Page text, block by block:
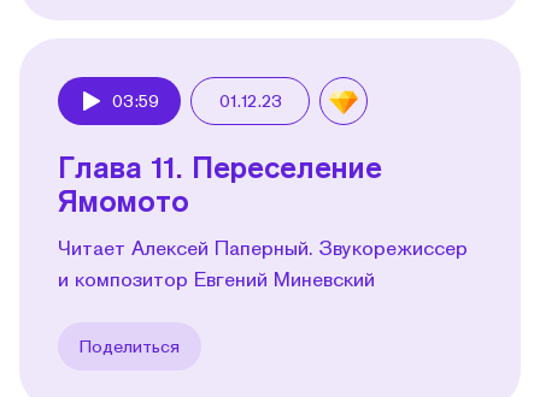
03:59 01.12.23
Глава 11. Переселение
Ямомото
Читает Алексей Паперный. Звукорежиссер
и композитор Евгений Миневский
Поделиться